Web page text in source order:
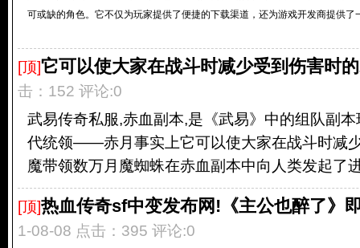
可或缺的角色。它不仅为玩家提供了便捷的下载渠道，还为游戏开发商提供了
[顶]它可以使大家在战斗时减少受到伤害时
击：152 评论:0
武易传奇私服,赤血副本,是《武易》中的组队副
代统领——赤月事实上它可以使大家在战斗时减
魔带领数万月魔蜘蛛在赤血副本中向人类发起了
[顶]热血传奇sf中变发布网!《主公也醉了》
1-08-08 点击：395 评论:0